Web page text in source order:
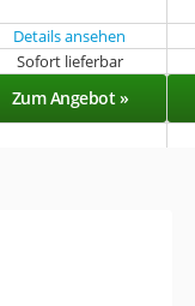
Details ansehen
Sofort lieferbar
Zum Angebot »